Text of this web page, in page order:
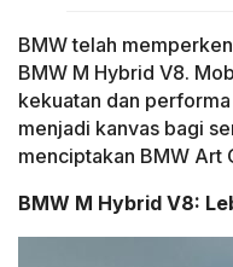
BMW telah
BMW M Hybrid V8.
kekuatan dan
menjadi kanvas bagi
menciptakan BMW Art
BMW M Hybrid V8: